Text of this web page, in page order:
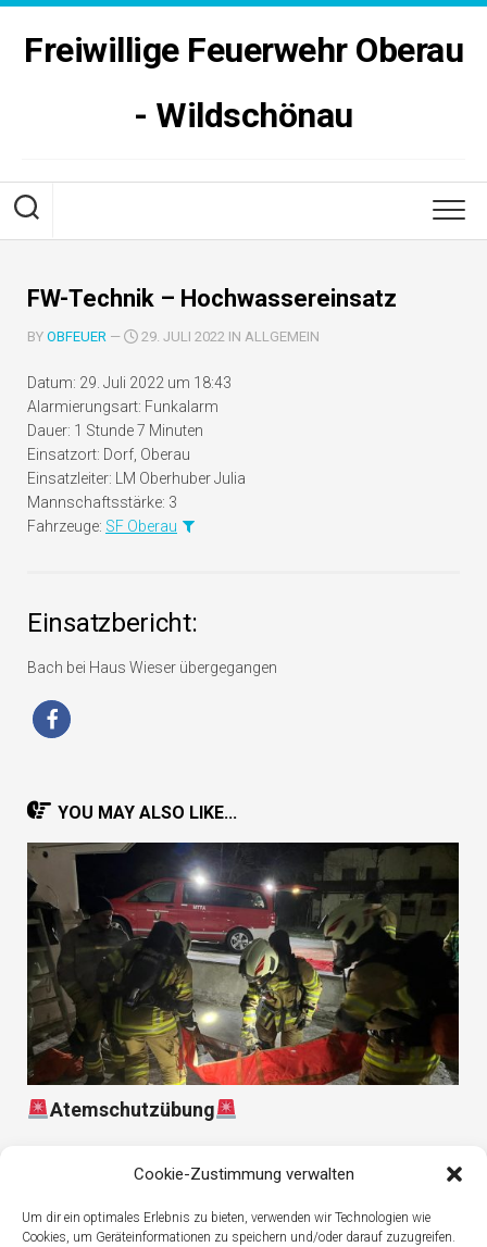
Cookie-Zustimmung verwalten
Um dir ein optimales Erlebnis zu bieten, verwenden wir Technologien wie
Cookies, um Geräteinformationen zu speichern und/oder darauf zuzugreifen.
Skip
contentFreiwillige Feuerwehr Oberau
- Wildschönau
FW-Technik – Hochwassereinsatz
BY OBFEUER — 29. JULI 2022 IN ALLGEMEIN
Datum: 29. Juli 2022 um 18:43
Alarmierungsart: Funkalarm
Dauer: 1 Stunde 7 Minuten
Einsatzort: Dorf, Oberau
Einsatzleiter: LM Oberhuber Julia
Mannschaftsstärke: 3
Fahrzeuge: SF Oberau
Einsatzbericht:
Bach bei Haus Wieser übergegangen
YOU MAY ALSO LIKE...
Atemschutzübung